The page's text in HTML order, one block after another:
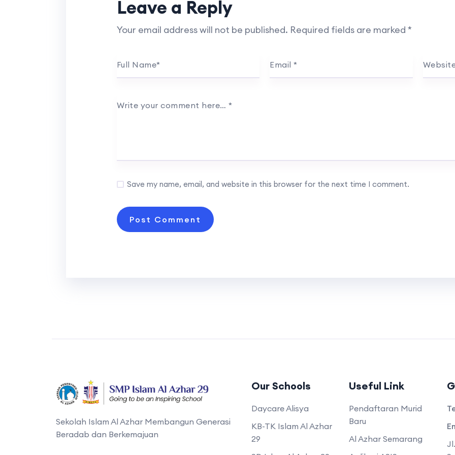
Leave a Reply
Your email address will not be published. Required fields are marked *
Full Name* Email*
Write your comment here… *
Save my name, email, and website in this browser for the next time I comment.
Sekolah Islam Al Azhar Membangun Generasi
Beradab dan Berkemajuan
Our Schools
Daycare Alisya
KB-TK Islam Al Azhar
29
Useful Link
Pendaftaran Murid
Baru
Al Azhar Semarang